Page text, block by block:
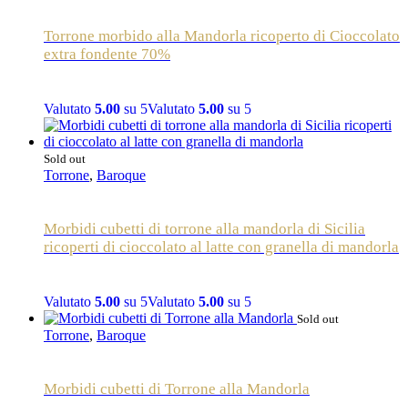
Torrone morbido alla Mandorla ricoperto di Cioccolato
extra fondente 70%
Valutato 5.00 su 5Valutato 5.00 su 5
Sold out
Torrone, Baroque
Morbidi cubetti di torrone alla mandorla di Sicilia
ricoperti di cioccolato al latte con granella di mandorla
Valutato 5.00 su 5Valutato 5.00 su 5
Sold out
Torrone, Baroque
Morbidi cubetti di Torrone alla Mandorla